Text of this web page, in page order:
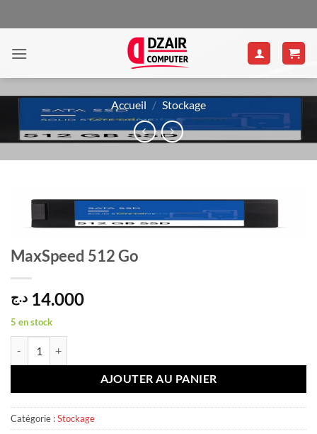
au
Accueil / Stockage
MaxSpeed 512 Go
14.000 د.ج
5 en stock
AJOUTER AU PANIER
Catégorie :Stockage